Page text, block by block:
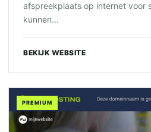
afspreekplaats op internet voor
kunnen...
BEKIJK WEBSITE
PREMIUM